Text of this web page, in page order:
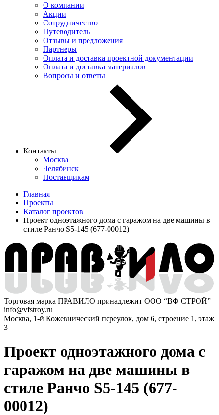
О компании
Акции
Сотрудничество
Путеводитель
Отзывы и предложения
Партнеры
Оплата и доставка проектной документации
Оплата и доставка материалов
Вопросы и ответы
Контакты
Москва
Челябинск
Поставщикам
Главная
Проекты
Каталог проектов
Проект одноэтажного дома с гаражом на две машины в
стиле Ранчо S5-145 (677-00012)
Торговая марка ПРАВИЛО принадлежит ООО “ВФ СТРОЙ”
info@vfstroy.ru
Москва, 1-й Кожевнический переулок, дом 6, строение 1, этаж
3
Проект одноэтажного дома с
гаражом на две машины в
стиле Ранчо S5-145 (677-
00012)